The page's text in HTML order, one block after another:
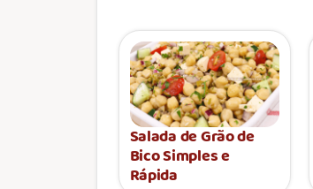
Salada de Grão de
Bico Simples e
Rápida